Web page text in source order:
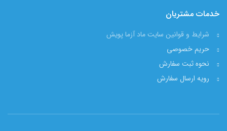
خدمات مشتریان
شرایط و قوانین سایت ماد آزما پویش
حریم خصوصی
نحوه ثبت سفارش
رویه ارسال سفارش